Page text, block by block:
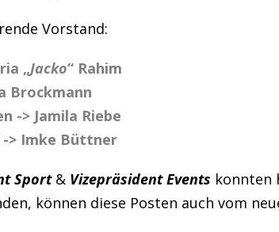
Vorstand:
„Jacko“ Rahim
Brockmann
-> Jamila Riebe
-> Imke Büttner
Sport& Vizepräsident Events konnten
können diese Posten auch vom